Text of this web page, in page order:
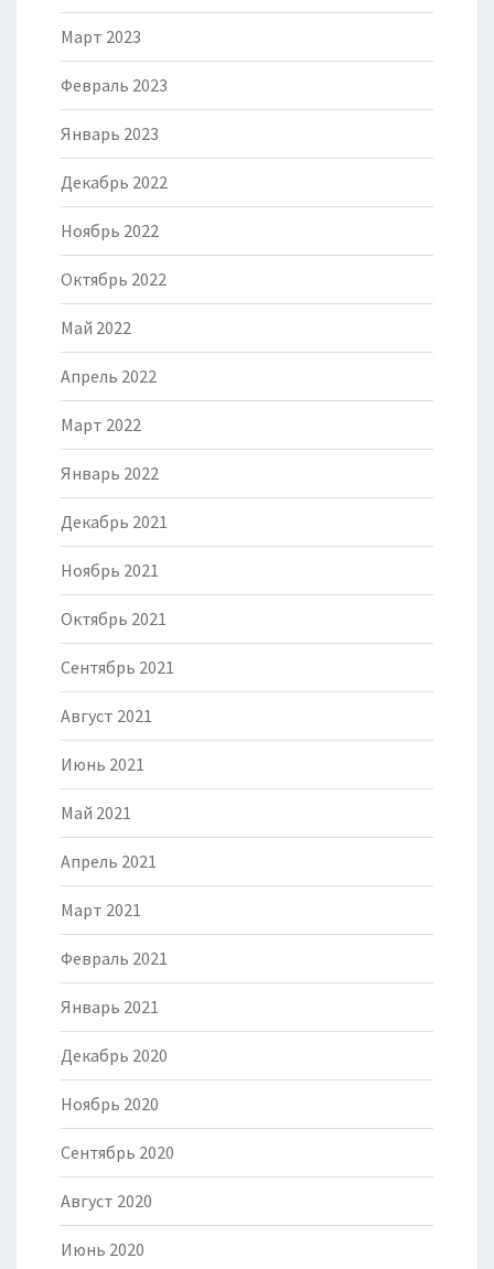
Март 2023
Февраль 2023
Январь 2023
Декабрь 2022
Ноябрь 2022
Октябрь 2022
Май 2022
Апрель 2022
Март 2022
Январь 2022
Декабрь 2021
Ноябрь 2021
Октябрь 2021
Сентябрь 2021
Август 2021
Июнь 2021
Май 2021
Апрель 2021
Март 2021
Февраль 2021
Январь 2021
Декабрь 2020
Ноябрь 2020
Сентябрь 2020
Август 2020
Июнь 2020